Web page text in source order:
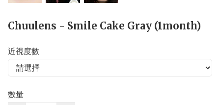
Chuulens - Smile Cake Gray (1month)
近視度數
數量